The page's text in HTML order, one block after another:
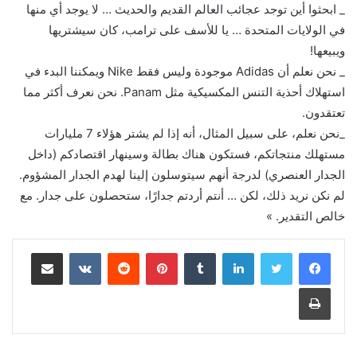
_ ابحثوا أين توجد عجائب العالم القديم والحديث … لا يوجد أي منها
في الولايات المتحدة … يا للأسف على ترامب، كان سيشتريها
ويبيعها!
_ نحن نعلم أن Adidas موجودة وليس فقط Nike ويمكننا البدء في
استهلاك أحذية التنس المكسيكية مثل Panam. نحن نعرف أكثر مما
تعتقدون.
_نحن نعلم، على سبيل المثال، أنه إذا لم يشتر هؤلاء 7 مليارات
مستهلك منتجاتكم، فستكون هناك بطالة وسينهار اقتصادكم (داخل
الجدار العنصري) لدرجة أنهم سيتوسلون إلينا لهدم الجدار المشؤوم.
لم نكن نريد ذلك، لكن … أنتم أردتم جدارًا، ستحصلون على جدار. مع
خالص التقدير. »
لينكدإن بينتيريست مشاركة عبر البريد
طباعة